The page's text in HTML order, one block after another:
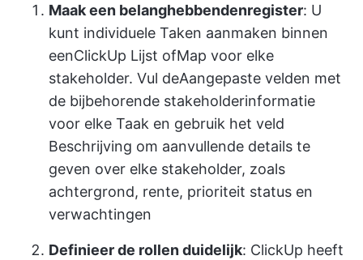
Maak een belanghebbendenregister: U
kunt individuele Taken aanmaken binnen
eenClickUp Lijst ofMap voor elke
stakeholder. Vul deAangepaste velden met
de bijbehorende stakeholderinformatie
voor elke Taak en gebruik het veld
Beschrijving om aanvullende details te
geven over elke stakeholder, zoals
achtergrond, rente, prioriteit status en
verwachtingen
Definieer de rollen duidelijk: ClickUp heeft